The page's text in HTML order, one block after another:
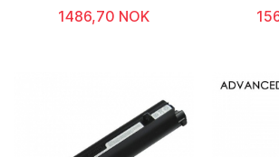
1486,70 NOK